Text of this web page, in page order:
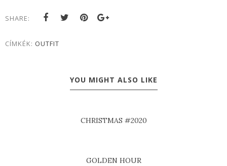
SHARE:
CÍMKÉK: OUTFIT
YOU MIGHT ALSO LIKE
CHRISTMAS #2020
GOLDEN HOUR